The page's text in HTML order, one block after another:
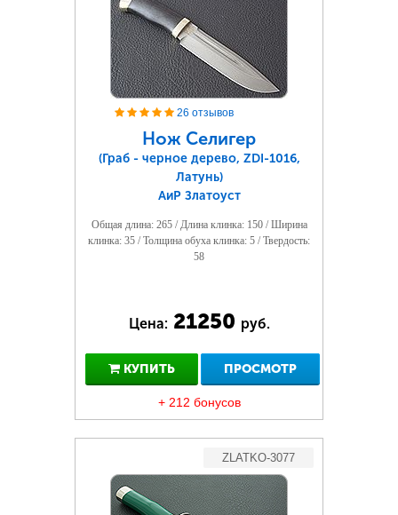
26 отзывов
Нож Селигер
(Граб - черное дерево, ZDI-1016,
Латунь)
АиР Златоуст
Общая длина: 265 / Длина клинка: 150 / Ширина
клинка: 35 / Толщина обуха клинка: 5 / Твердость:
58
Цена: 21250 руб.
КУПИТЬ ПРОСМОТР
+ 212 бонусов
ZLATKO-3077